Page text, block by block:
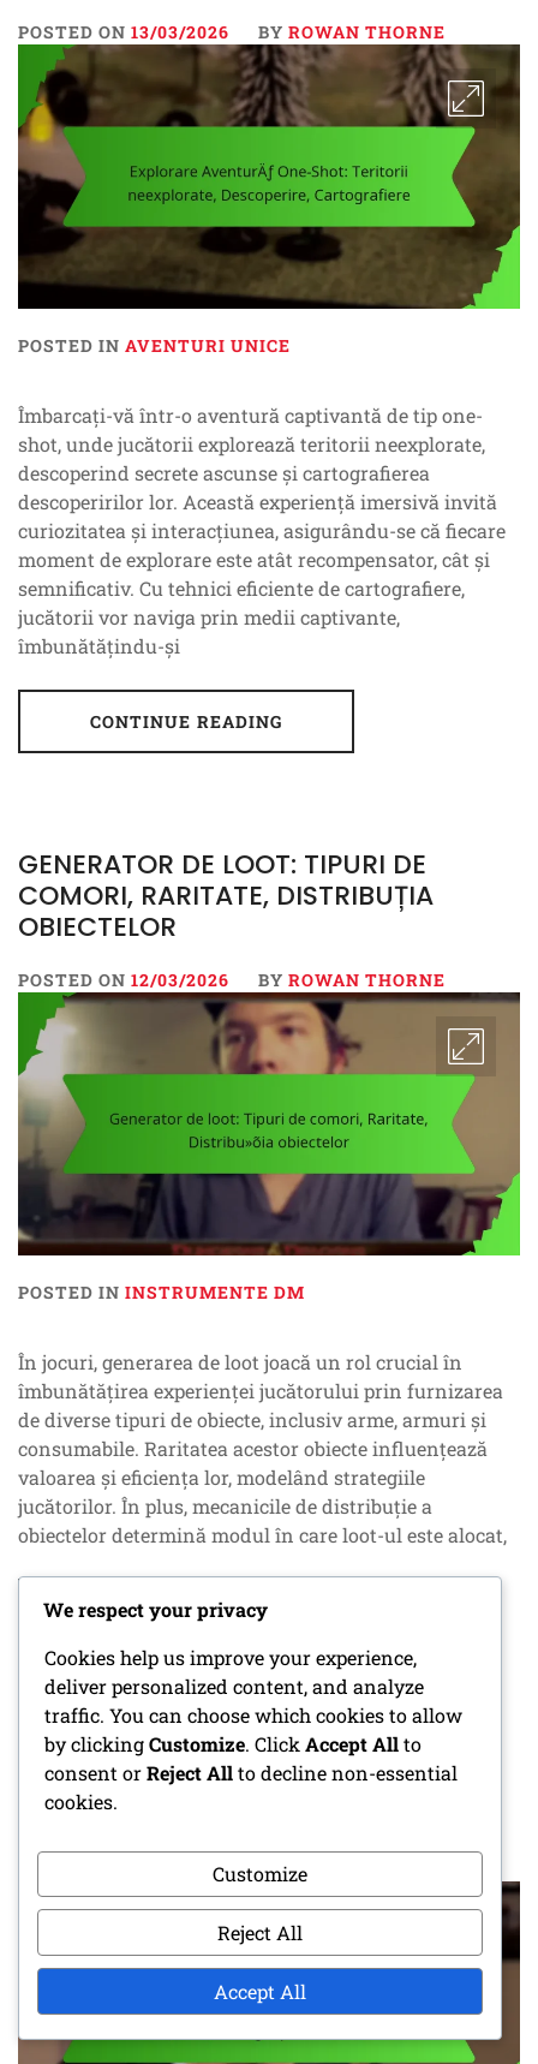
POSTED ON 13/03/2026 BY ROWAN THORNE
POSTED IN AVENTURI UNICE
Îmbarcați-vă într-o aventură captivantă de tip one-
shot, unde jucătorii explorează teritorii neexplorate,
descoperind secrete ascunse și cartografierea
descoperirilor lor. Această experiență imersivă invită
curiozitatea și interacțiunea, asigurându-se că fiecare
moment de explorare este atât recompensator, cât și
semnificativ. Cu tehnici eficiente de cartografiere,
jucătorii vor naviga prin medii captivante,
îmbunătățindu-și
CONTINUE READING
GENERATOR DE LOOT: TIPURI DE
COMORI, RARITATE, DISTRIBUȚIA
OBIECTELOR
POSTED ON 12/03/2026 BY ROWAN THORNE
POSTED IN INSTRUMENTE DM
În jocuri, generarea de loot joacă un rol crucial în
îmbunătățirea experienței jucătorului prin furnizarea
de diverse tipuri de obiecte, inclusiv arme, armuri și
consumabile. Raritatea acestor obiecte influențează
valoarea și eficiența lor, modelând strategiile
jucătorilor. În plus, mecanicile de distribuție a
obiectelor determină modul în care loot-ul este alocat,
CONTINUE READING
CONSTRUCTOR DE ÎNTÂLNIRI:
SELECTAREA MONȘTRILOR, RATINGUL
PROVOCĂRII, MEDIU
12/03/2026 BYROWAN THORNE
We respect your privacy
Cookies help us improve your experience,
deliver personalized content, and analyze
traffic. You can choose which cookies to allow
by clickingCustomize. Click Accept Allto
consent orReject Allto decline non-essential
cookies.
Customize
Reject All
Accept All